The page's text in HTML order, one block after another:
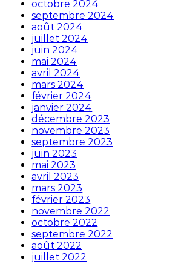
octobre 2024
septembre 2024
août 2024
juillet 2024
juin 2024
mai 2024
avril 2024
mars 2024
février 2024
janvier 2024
décembre 2023
novembre 2023
septembre 2023
juin 2023
mai 2023
avril 2023
mars 2023
février 2023
novembre 2022
octobre 2022
septembre 2022
août 2022
juillet 2022